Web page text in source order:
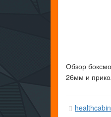
Обзор
26мм и